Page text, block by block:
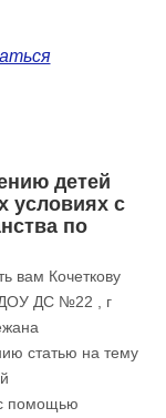
детей
условиях с
по
вам Кочеткову
ДС №22 , г
статью на тему
помощью